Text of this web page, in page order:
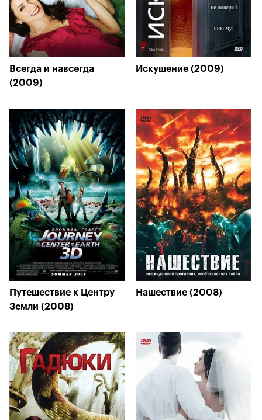
Всегда и навсегда
(2009)
Искушение (2009)
Путешествие к Центру
Земли (2008)
Нашествие (2008)